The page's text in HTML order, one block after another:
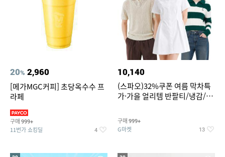
20% 2,960
[메가MGC커피] 초당옥수수 프
라페
구매 999+
11번가 쇼킹딜 4
10,140
(스파오)32%쿠폰 여름 막차특
가·가을 얼리템 반팔티/냉감/반
건 외 ~74%OFF
구매 999+
G마켓 13